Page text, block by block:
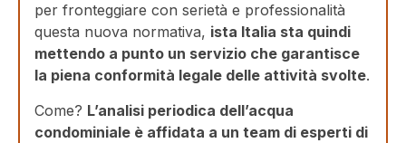
per fronteggiare con serietà e professionalità
questa nuova normativa, ista Italia sta quindi
mettendo a punto un servizio che garantisce
la piena conformità legale delle attività svolte.
Come? L’analisi periodica dell’acqua
condominiale è affidata a un team di esperti di